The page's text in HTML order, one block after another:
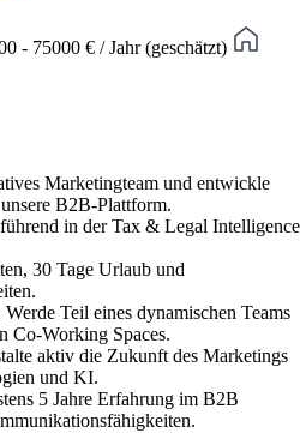
- 75000 € / Jahr (geschätzt)
Marketingteam und entwickle
B2B-Plattform.
in der Tax & Legal Intelligence
30 Tage Urlaub und
Werde Teil eines dynamischen Teams
Co-Working Spaces.
aktiv die Zukunft des Marketings
und KI.
5 Jahre Erfahrung im B2B